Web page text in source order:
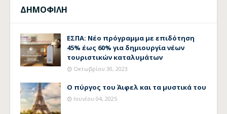
ΔΗΜΟΦΙΛΗ
ΕΣΠΑ: Νέο πρόγραμμα με επιδότηση
45% έως 60% για δημιουργία νέων
τουριστικών καταλυμάτων
Οκτωβρίου 30, 2023
Ο πύργος του Άιφελ και τα μυστικά του
Ιουνίου 04, 2025